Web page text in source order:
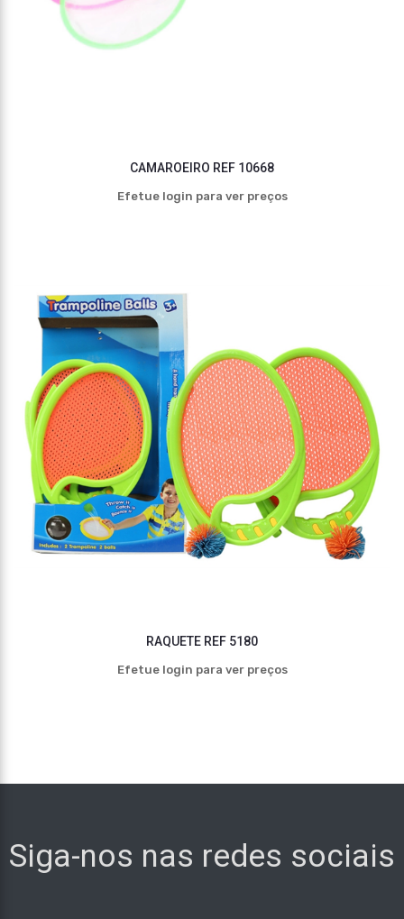
CAMAROEIRO REF 10668
Efetue login para ver preços
RAQUETE REF 5180
Efetue login para ver preços
Siga-nos nas redes sociais